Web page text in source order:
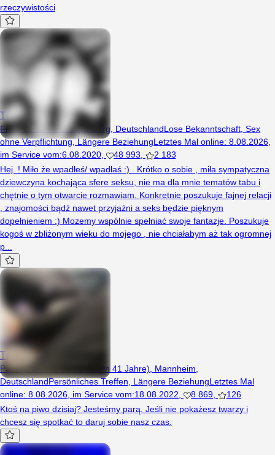
rzeczywistości
TwojaTajemnica69
Frau, 28 Jahre, Philippsburg, DeutschlandLose Bekanntschaft, Sex
ohne Verpflichtung,Längere BeziehungLetztes Mal online: 8.08.2026,
im Service vom:6.08.2020, 48 993,
2 183
Hej. ! Miło że wpadłeś/ wpadłaś :) . Krótko o sobie , miła sympatyczna
dziewczyna kochająca sfere seksu, nie ma dla mnie tematów tabu i
chętnie o tym otwarcie rozmawiam. Konkretnie poszukuje fajnej relacji
, znajomości bądź nawet przyjaźni a seks będzie pięknym
dopełnieniem :) Mozemy wspólnie spełniać swoje fantazje. Poszukuje
kogoś w zbliżonym wieku do mojego , nie chciałabym aż tak ogromnej
p...
TwoRevolutionss
Paar (Mann 41 Jahre, Mann 41 Jahre), Mannheim,
DeutschlandPersönliches Treffen Längere BeziehungLetztes Mal
online: 8.08.2026 im Service vom:18.08.2022 8 869
126
Ktoś na piwo dzisiaj? Jesteśmy parą. Jeśli nie pokażesz twarzy i
chcesz się spotkać to daruj sobie nasz czas.